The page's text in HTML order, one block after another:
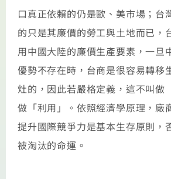
口真正依賴的仍是歐、美市場；台
的只是其廉價的勞工與土地而已，
用中國大陸的廉價生產要素，一旦
優勢不存在時，台商是很容易轉移
灶的，因此若嚴格定義，這不叫做
做「利用」。依照經濟學原理，廠
提升國際競爭力是基本生存原則，
被淘汰的命運。